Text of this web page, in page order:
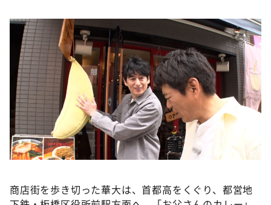
©️ABCテレビ
商店街を歩き切った華大は、首都高をくぐり、都営地